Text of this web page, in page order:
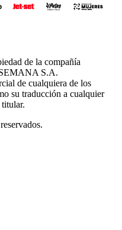
de la compañía
S.A.
de cualquiera de los
su traducción a cualquier